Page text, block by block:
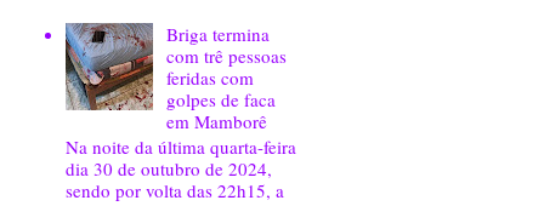
Briga termina
com trê pessoas
feridas com
golpes de faca
em Mamborê
Na noite da última quarta-feira
dia 30 de outubro de 2024,
sendo por volta das 22h15, a